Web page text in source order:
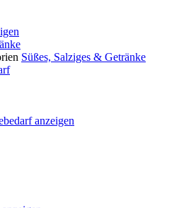
Süßes, Salziges & Getränke
anzeigen